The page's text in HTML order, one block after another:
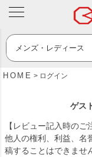
HOME ログイン
ゲス
【レビュー記入時のご
他人の権利、利益、名
稿することはできませ